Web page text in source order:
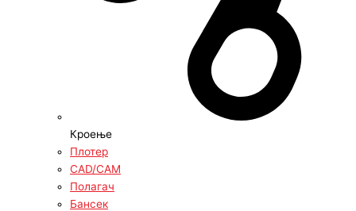
Кроење
Плотер
CAD/CAM
Полагач
Бансек